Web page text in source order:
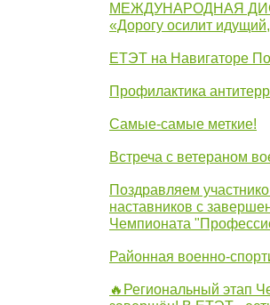
МЕЖДУНАРОДНАЯ
«Дорогу осилит
ЕТЭТ на Навигаторе
Профилактика
Самые-самые меткие!
Встреча с ветераном
Поздравляем
наставников с
Чемпионата
Районная военно-
🔥Региональный этап